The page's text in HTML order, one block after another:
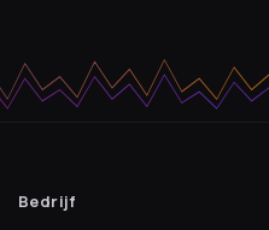
Bedrijf